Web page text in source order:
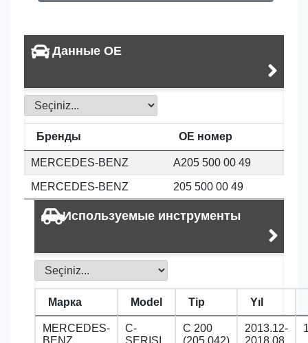
Данные OE
Бренды OE номер
MERCEDES-BENZ A205 500 00 49
MERCEDES-BENZ 205 500 00 49
Используемые инструменты
Марка Model Tip Yıl
MERCEDES-
BENZ
C-
SERISI
C 200
(205.042)
2013.12-
2018.08